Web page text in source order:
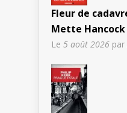
Fleur de
Mette Hancock
Le 5 août 2026 par